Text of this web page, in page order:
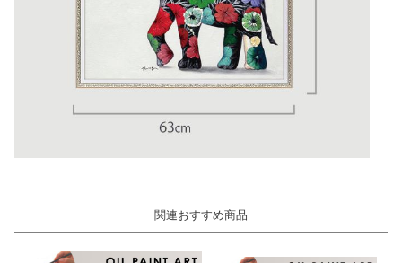
関連おすすめ商品